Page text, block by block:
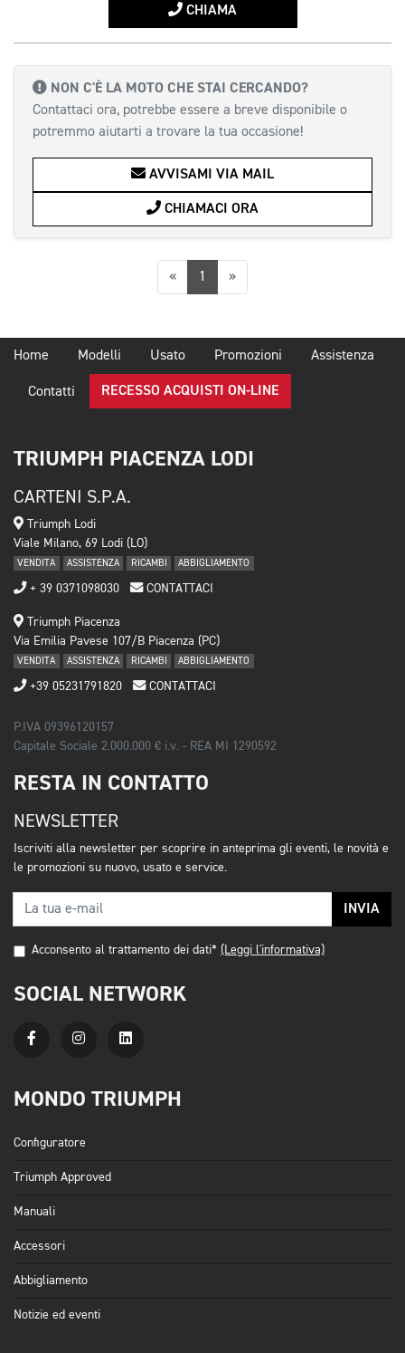
CHIAMA
NON C'È LA MOTO CHE STAI CERCANDO?
Contattaci ora, potrebbe essere a breve disponibile o
potremmo aiutarti a trovare la tua occasione!
AVVISAMI VIA MAIL
CHIAMACI ORA
«Precedente
1 »Successiva
Home Modelli Usato Promozioni Assistenza
Contatti RECESSO ACQUISTI ON-LINE
TRIUMPH PIACENZA LODI
CARTENI S.P.A.
Triumph Lodi
Viale Milano, 69 Lodi (LO)
VENDITA ASSISTENZA RICAMBI ABBIGLIAMENTO
+ 39 0371098030 CONTATTACI
Triumph Piacenza
Via Emilia Pavese 107/B Piacenza (PC)
VENDITA ASSISTENZA RICAMBI ABBIGLIAMENTO
+39 05231791820 CONTATTACI
P.IVA 09396120157
Capitale Sociale 2.000.000 € i.v. - REA MI 1290592
RESTA IN CONTATTO
NEWSLETTER
Iscriviti alla newsletter per scoprire in anteprima gli eventi, le novità e
le promozioni su nuovo, usato e service.
INVIA
Acconsento al trattamento dei dati* (Leggi l'informativa)
SOCIAL NETWORK
MONDO TRIUMPH
Configuratore
Triumph Approved
Manuali
Accessori
Abbigliamento
Notizie ed eventi